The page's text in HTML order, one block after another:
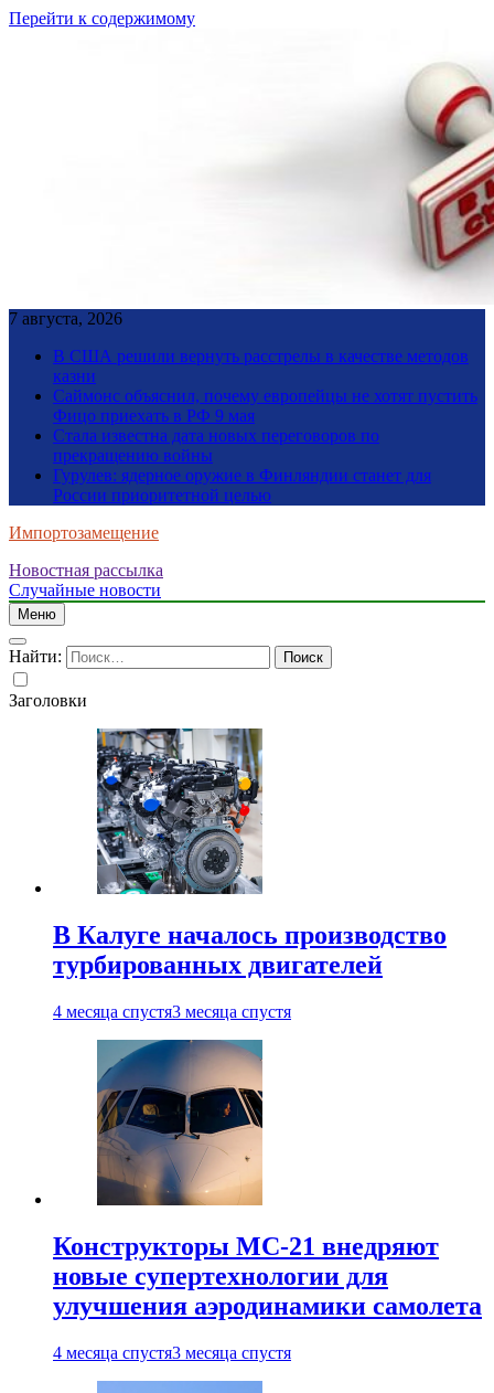
Перейти к содержимому
7 августа, 2026
В США решили вернуть расстрелы в качестве методов
казни
Саймонс объяснил, почему европейцы не хотят пустить
Фицо приехать в РФ 9 мая
Стала известна дата новых переговоров по
прекращению войны
Гурулев: ядерное оружие в Финляндии станет для
России приоритетной целью
Импортозамещение
Новостная рассылка
Случайные новости
Меню
Найти:
Заголовки
В Калуге началось производство
турбированных двигателей
4 месяца спустя3 месяца спустя
Конструкторы МС-21 внедряют
новые супертехнологии для
улучшения аэродинамики самолета
4 месяца спустя3 месяца спустя